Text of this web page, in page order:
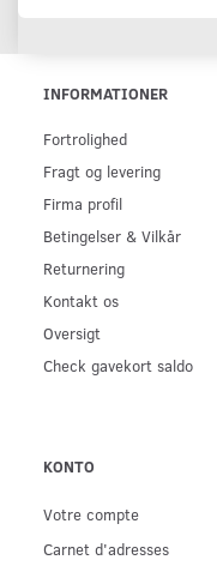
INFORMATIONER
Fortrolighed
Fragt og levering
Firma profil
Betingelser & Vilkår
Returnering
Kontakt os
Oversigt
Check gavekort saldo
KONTO
Votre compte
Carnet d'adresses